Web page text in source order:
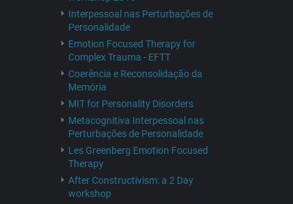
Interpessoal nas Perturbações de
Personalidade
Emotion Focused Therapy for
Complex Trauma - EFTT
Coerência e Reconsolidação da
Memória
MIT for Personality Disorders
Metacognitiva Interpessoal nas
Perturbações de Personalidade
Les Greenberg Emotion Focused
Therapy
After Constructivism: a 2 Day
workshop